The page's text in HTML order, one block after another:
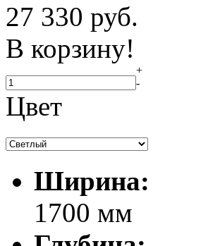
27 330 руб.
В корзину!
+
-
Цвет
Ширина:
1700 мм